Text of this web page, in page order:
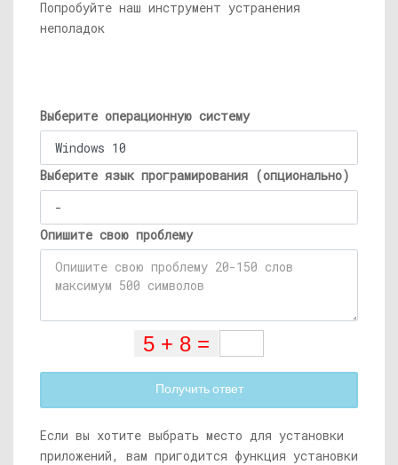
Попробуйте наш инструмент устранения
неполадок
Выберите операционную систему
Выберите язык програмирования (опционально)
Опишите свою проблему
Получить ответ
Если вы хотите выбрать место для установки
приложений, вам пригодится функция установки